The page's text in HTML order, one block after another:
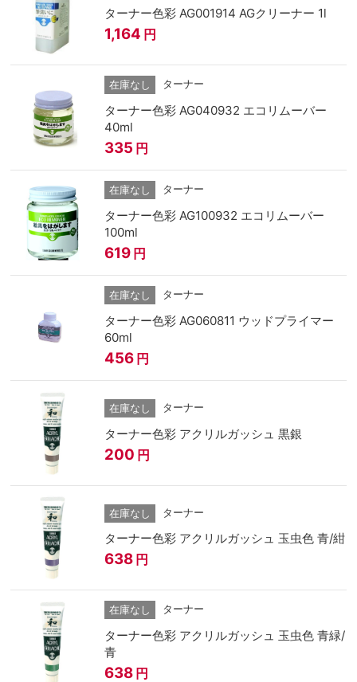
ターナー色彩 AG001914 AGクリーナー 1l
1,164 円
在庫なし ターナー
ターナー色彩 AG040932 エコリムーバー
40ml
335 円
在庫なし ターナー
ターナー色彩 AG100932 エコリムーバー
100ml
619 円
在庫なし ターナー
ターナー色彩 AG060811 ウッドプライマー
60ml
456 円
在庫なし ターナー
ターナー色彩 アクリルガッシュ 黒銀
200 円
在庫なし ターナー
ターナー色彩 アクリルガッシュ 玉虫色 青/紺
638 円
在庫なし ターナー
ターナー色彩 アクリルガッシュ 玉虫色 青緑/
青
638 円